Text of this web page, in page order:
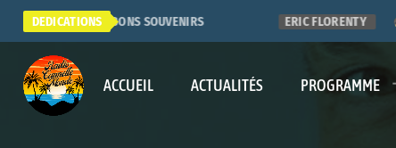
DEDICATIONS
QUE DE BONS SOUVENIRS ERIC FLORENTY
ACCUEIL ACTUALITÉS PROGRAMME